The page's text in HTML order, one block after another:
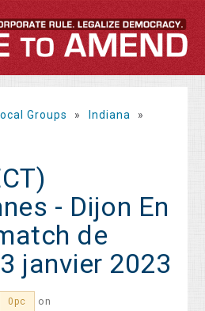
Groups » Indiana
»
- Dijon En
de
janvier 2023
0pc on